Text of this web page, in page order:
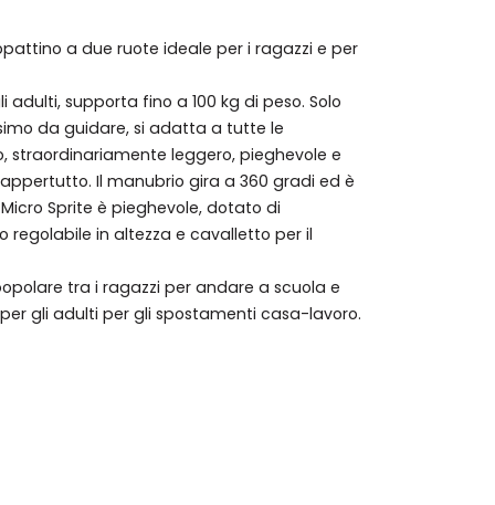
a due ruote ideale per i ragazzi e per
supporta fino a 100 kg di peso. Solo
da guidare, si adatta a tutte le
straordinariamente leggero, pieghevole e
Il manubrio gira a 360 gradi ed è
Sprite è pieghevole, dotato di
regolabile in altezza e cavalletto per il
tra i ragazzi per andare a scuola e
gli adulti per gli spostamenti casa-lavoro.